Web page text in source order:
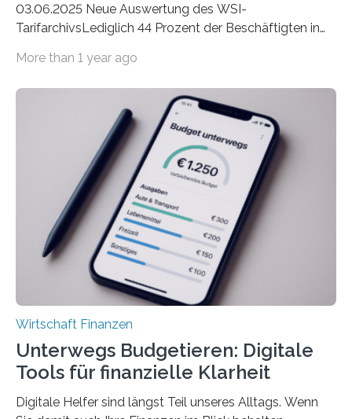
03.06.2025 Neue Auswertung des WSI-
TarifarchivsLediglich 44 Prozent der Beschäftigten in
tarifgebundenen Betrieben ist der Anteil mit 72 Prozent
Unterkünfte fast überall deutlich teurer geworden. Für
viele Beschäftigte ist deshalb das zumeist im Juni oder
Juli ausgezahlte Urlaubsgeld ein wichtiger Faktor, um
sich den wohlverdienten Jahresurlaub leisten zu
können. Allerdings erhält mit 44 Prozent noch nicht
einmal die Hälfte aller Beschäftigten in der
Privatwirtschaft Urlaubsgeld. Zu diesem…
More than 1 year ago
Wirtschaft Finanzen
Unterwegs Budgetieren: Digitale
Tools für finanzielle Klarheit
Digitale Helfer sind längst Teil unseres Alltags. Wenn